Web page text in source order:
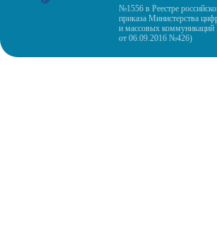
№1556 в Реестре
приказа Министерства
и массовых коммуникаций
от 06.09.2016 №426)